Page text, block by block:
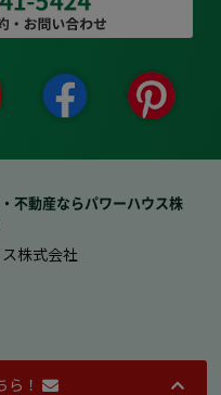
ら！
不動産ならパワーハウス株
株式会社